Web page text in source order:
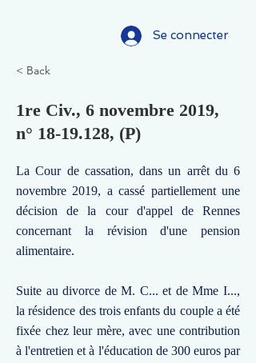
Se connecter
< Back
1re Civ., 6 novembre 2019,
n° 18-19.128, (P)
La Cour de cassation, dans un arrêt du 6
novembre 2019, a cassé partiellement une
décision de la cour d'appel de Rennes
concernant la révision d'une pension
alimentaire.
Suite au divorce de M. C... et de Mme I...,
la résidence des trois enfants du couple a été
fixée chez leur mère, avec une contribution
à l'entretien et à l'éducation de 300 euros par